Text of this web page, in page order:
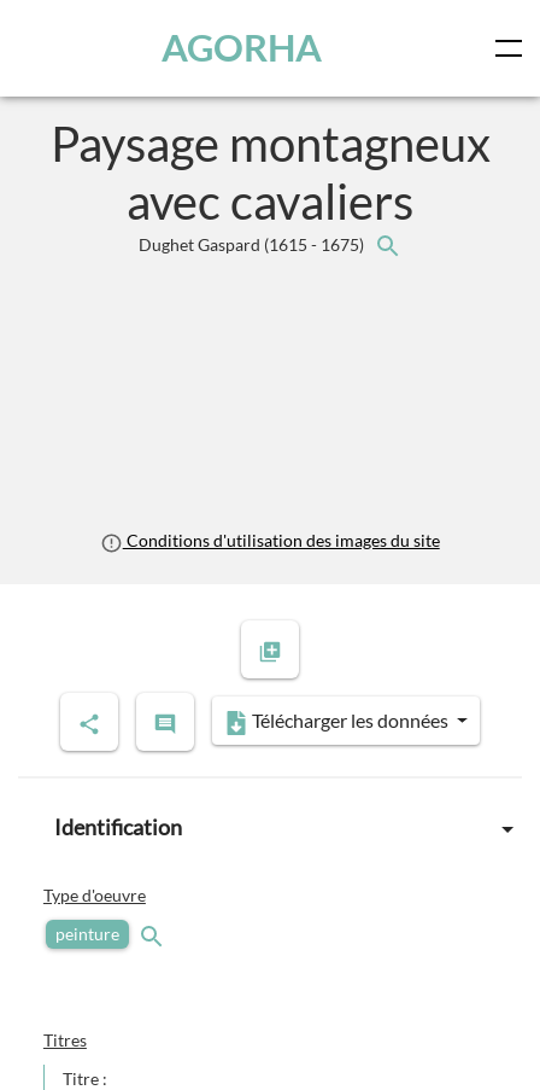
AGORHA
Paysage montagneux
avec cavaliers
Dughet Gaspard (1615 - 1675)
Conditions d'utilisation des images du site
Télécharger les données
Identification
Type d'oeuvre
peinture
Titres
Titre :